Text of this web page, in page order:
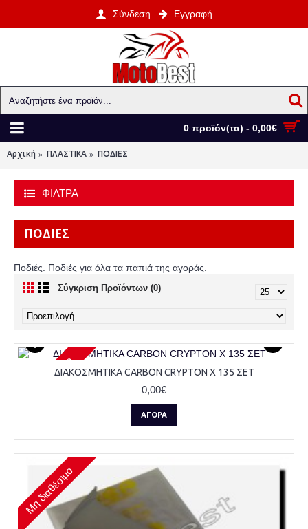
Σύνδεση Εγγραφή
0 προϊόν(τα) - 0,00€
Αρχική ΠΛΑΣΤΙΚΑ ΠΟΔΙΕΣ
ΦΙΛΤΡΑ
ΠΟΔΙΕΣ
Ποδιές. Ποδιές για όλα τα παπιά της αγοράς.
Σύγκριση Προϊόντων (0)
Μη διαθέσιμο
ΔΙΑΚΟΣΜΗΤΙΚΑ CARBON CRYPTON X 135 ΣΕΤ
0,00€
ΑΓΟΡΆ
Μη διαθέσιμο